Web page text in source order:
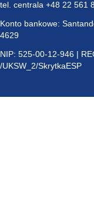
tel. centrala +48 22 561
Konto bankowe:
4629
NIP: 525-00-12-946 |
/UKSW_2/SkrytkaESP